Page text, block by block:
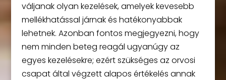
váljanak olyan kezelések, amelyek kevesebb
mellékhatással járnak és hatékonyabbak
lehetnek. Azonban fontos megjegyezni, hogy
nem minden beteg reagál ugyanúgy az
egyes kezelésekre; ezért szükséges az orvosi
csapat által végzett alapos értékelés annak